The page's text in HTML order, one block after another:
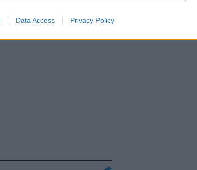
Data Access Privacy Policy